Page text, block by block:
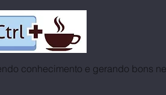
conhecimento e gerando bons